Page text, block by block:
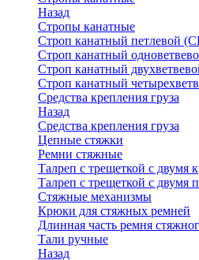
Назад
Стропы канатные
Строп канатный петлевой
Строп канатный
Строп канатный
Строп канатный
Средства крепления груза
Назад
Средства крепления груза
Цепные стяжки
Ремни стяжные
Талреп с трещеткой с двумя
Талреп с трещеткой с двумя
Стяжные механизмы
Крюки для стяжных ремней
Длинная часть ремня
Тали ручные
Назад